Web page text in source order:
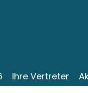
Ihre Vertreter